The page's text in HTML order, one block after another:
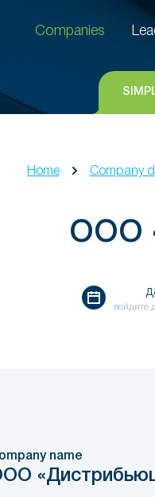
Companies
Home Company
ООО
войдите
name